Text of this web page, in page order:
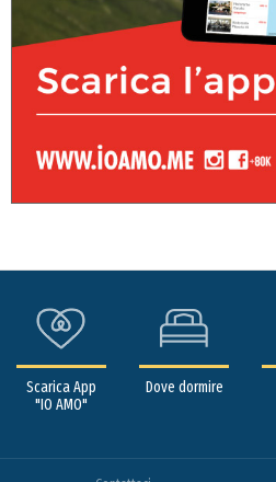
Scarica App
"IO AMO"
Dove dormire